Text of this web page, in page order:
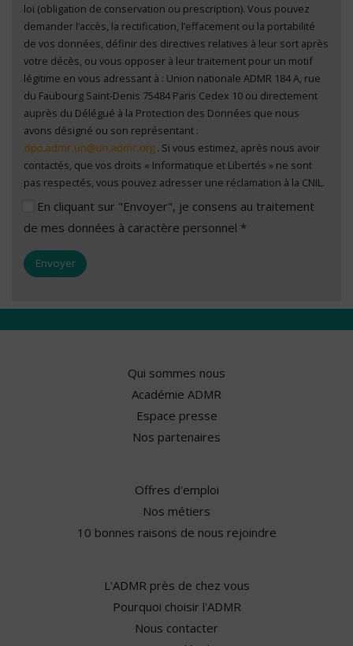
loi (obligation de conservation ou prescription). Vous pouvez
demander l’accès, la rectification, l’effacement ou la portabilité
de vos données, définir des directives relatives à leur sort après
votre décès, ou vous opposer à leur traitement pour un motif
légitime en vous adressant à : Union nationale ADMR 184 A, rue
du Faubourg Saint-Denis 75484 Paris Cedex 10 ou directement
auprès du Délégué à la Protection des Données que nous
avons désigné ou son représentant :
. Si vous estimez, après nous avoir
contactés, que vos droits « Informatique et Libertés » ne sont
pas respectés, vous pouvez adresser une réclamation à la CNIL.
En cliquant sur "Envoyer", je consens au traitement
de mes données à caractère personnel *
Qui sommes nous
Académie ADMR
Espace presse
Nos partenaires
Offres d'emploi
Nos métiers
10 bonnes raisons de nous rejoindre
L'ADMR près de chez vous
Pourquoi choisir l'ADMR
Nous contacter